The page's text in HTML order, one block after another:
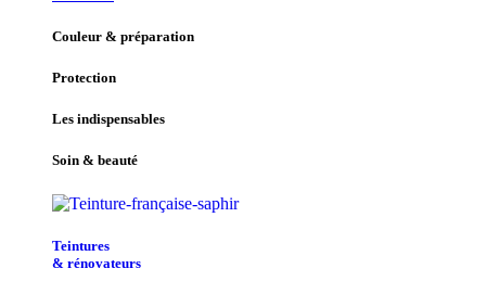
Couleur & préparation
Protection
Les indispensables
Soin & beauté
Teintu​res
& r​é​novateurs